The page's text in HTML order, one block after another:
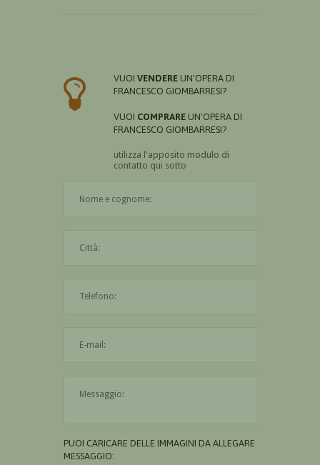
VUOI VENDERE UN'OPERA DI
FRANCESCO GIOMBARRESI?
VUOI COMPRARE UN'OPERA DI
FRANCESCO GIOMBARRESI?
utilizza l'apposito modulo di
contatto qui sotto
PUOI CARICARE DELLE IMMAGINI DA ALLEGARE AL
MESSAGGIO: